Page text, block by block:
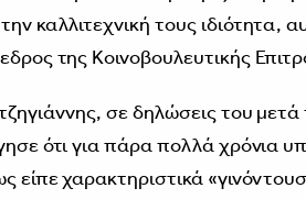
καλλιτεχνική τους ιδιότητα,
της Κοινοβουλευτικής
σε δηλώσεις του
ότι για πάρα πολλά χρόνια
είπε χαρακτηριστικά